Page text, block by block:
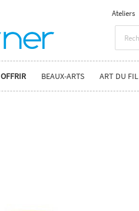
Ateliers
OFFRIR BEAUX-ARTS ART DU FIL